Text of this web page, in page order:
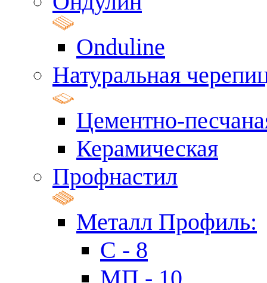
Onduline
Натуральная
Цементно-
Керамическая
Профнастил
Металл Профиль:
C - 8